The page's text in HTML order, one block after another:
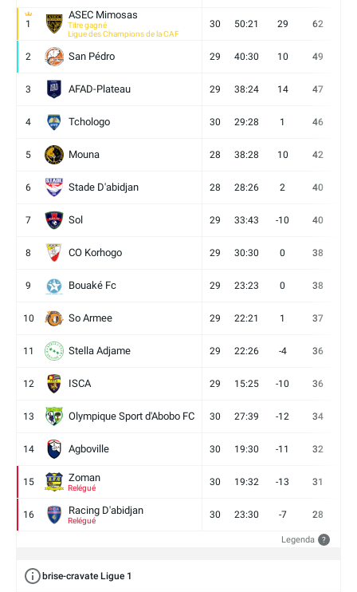
1
ASEC Mimosas
Titre gagné
Ligue des Champions de la CAF
30 50:21 29 62
2 San Pédro 29 40:30 10 49
3 AFAD-Plateau 29 38:24 14 47
4 Tchologo 30 29:28 1 46
5 Mouna 28 38:28 10 42
6 Stade D'abidjan 28 28:26 2 40
7 Sol 29 33:43 -10 40
8 CO Korhogo 29 30:30 0 38
9 Bouaké Fc 29 23:23 0 38
10 So Armee 29 22:21 1 37
11 Stella Adjame 29 22:26 -4 36
12 ISCA 29 15:25 -10 36
13 Olympique Sport d'Abobo FC 30 27:39 -12 34
14 Agboville 30 19:30 -11 32
15 Zoman
Relégué
30 19:32 -13 31
16 Racing D'abidjan
Relégué
30 23:30 -7 28
Legenda ?
brise-cravate Ligue 1